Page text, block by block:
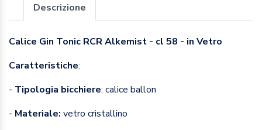
Descrizione
Calice Gin Tonic RCR Alkemist - cl 58 - in Vetro
Caratteristiche:
- Tipologia bicchiere: calice ballon
- Materiale: vetro cristallino